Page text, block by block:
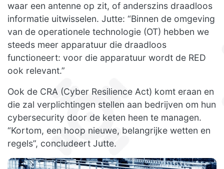
waar een antenne op zit, of anderszins draadloos
informatie uitwisselen. Jutte: “Binnen de omgeving
van de operationele technologie (OT) hebben we
steeds meer apparatuur die draadloos
functioneert: voor die apparatuur wordt de RED
ook relevant.”
Ook de CRA (Cyber Resilience Act) komt eraan en
die zal verplichtingen stellen aan bedrijven om hun
cybersecurity door de keten heen te managen.
“Kortom, een hoop nieuwe, belangrijke wetten en
regels”, concludeert Jutte.